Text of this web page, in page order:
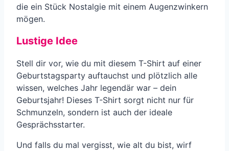
die ein Stück Nostalgie mit einem Augenzwinkern
mögen.
Lustige Idee
Stell dir vor, wie du mit diesem T-Shirt auf einer
Geburtstagsparty auftauchst und plötzlich alle
wissen, welches Jahr legendär war – dein
Geburtsjahr! Dieses T-Shirt sorgt nicht nur für
Schmunzeln, sondern ist auch der ideale
Gesprächsstarter.
Und falls du mal vergisst, wie alt du bist, wirf